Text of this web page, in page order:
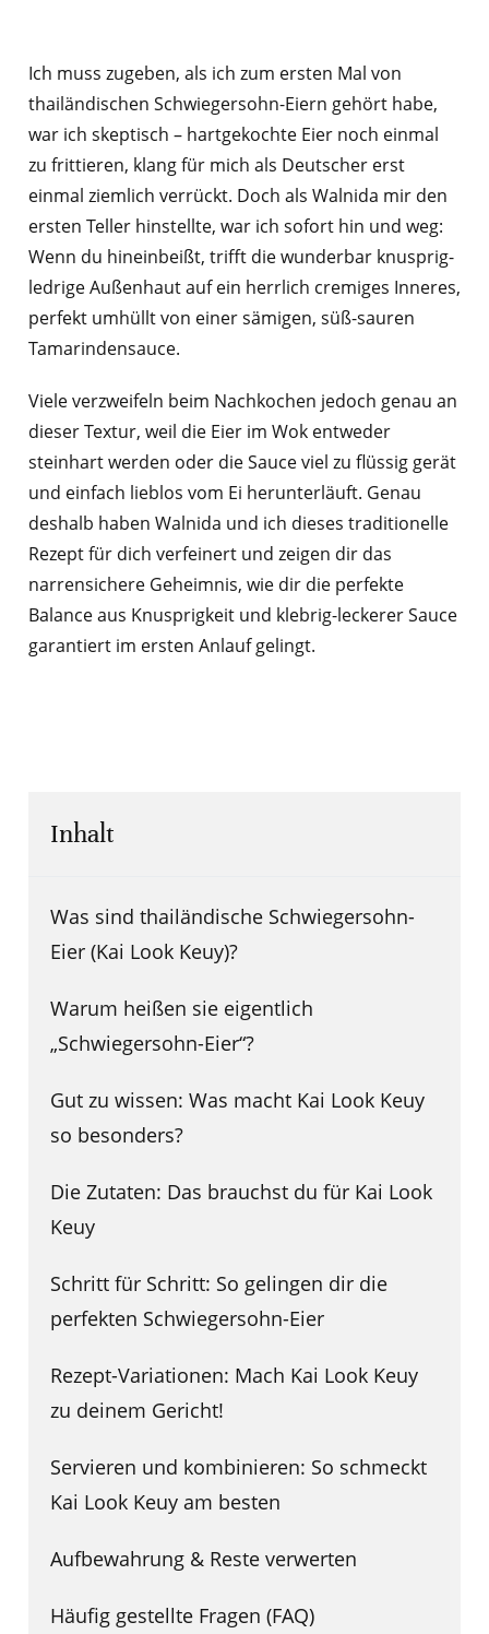
Ich muss zugeben, als ich zum ersten Mal von
thailändischen Schwiegersohn-Eiern gehört habe,
war ich skeptisch – hartgekochte Eier noch einmal
zu frittieren, klang für mich als Deutscher erst
einmal ziemlich verrückt. Doch als Walnida mir den
ersten Teller hinstellte, war ich sofort hin und weg:
Wenn du hineinbeißt, trifft die wunderbar knusprig-
ledrige Außenhaut auf ein herrlich cremiges Inneres,
perfekt umhüllt von einer sämigen, süß-sauren
Tamarindensauce.
Viele verzweifeln beim Nachkochen jedoch genau an
dieser Textur, weil die Eier im Wok entweder
steinhart werden oder die Sauce viel zu flüssig gerät
und einfach lieblos vom Ei herunterläuft. Genau
deshalb haben Walnida und ich dieses traditionelle
Rezept für dich verfeinert und zeigen dir das
narrensichere Geheimnis, wie dir die perfekte
Balance aus Knusprigkeit und klebrig-leckerer Sauce
garantiert im ersten Anlauf gelingt.
Inhalt
Was sind thailändische Schwiegersohn-
Eier (Kai Look Keuy)?
Warum heißen sie eigentlich
„Schwiegersohn-Eier“?
Gut zu wissen: Was macht Kai Look Keuy
so besonders?
Die Zutaten: Das brauchst du für Kai Look
Keuy
Schritt für Schritt: So gelingen dir die
perfekten Schwiegersohn-Eier
Rezept-Variationen: Mach Kai Look Keuy
zu deinem Gericht!
Servieren und kombinieren: So schmeckt
Kai Look Keuy am besten
Aufbewahrung & Reste verwerten
Häufig gestellte Fragen (FAQ)